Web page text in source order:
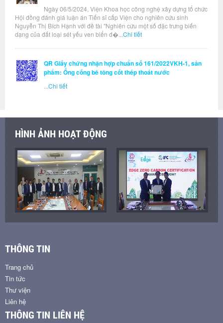
Ngày 06/5/2024, Viện Khoa học công nghệ xây dựng tổ chức
Hội đồng đánh giá luận án Tiến sĩ cấp Viện cho nghiên cứu sinh
Nguyễn Thị Bích Hạnh với đề tài "Nghiên cứu một số đặc trưng biến
dạng của đất loại sét yếu ven biển đ�... Chi tiết
QR Giấy chứng nhận hợp chuẩn số 161/2022VKH-1, sản
phẩm: Ống cống bê tông cốt thép thoát nước
Chi tiết
HÌNH ẢNH HOẠT ĐỘNG
THÔNG TIN
Trang chủ
Tin tức
Thư viện
Liên hệ
THÔNG TIN LIÊN HỆ